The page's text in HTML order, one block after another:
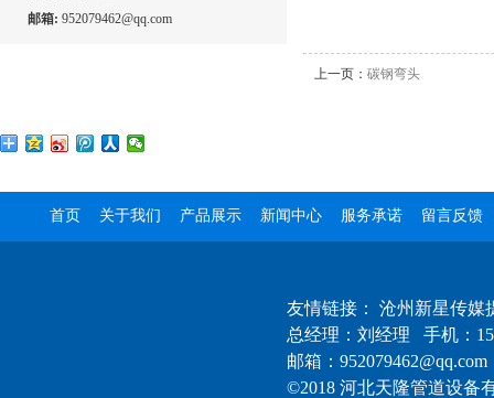
邮箱: 952079462@qq.com
上一页： 碳钢弯头
首页 关于我们 产品展示 新闻中心 服务承诺 留言反馈
友情链接： 沧州新星传媒
总经理：刘经理 手机：
邮箱：952079462@qq.com
©2018 河北天隆管道设